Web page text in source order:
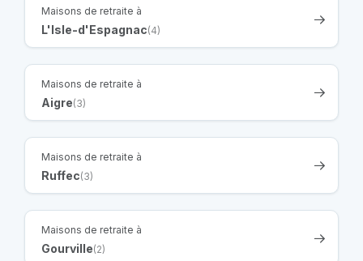
Maisons de retraite à
L'Isle-d'Espagnac(4)
Maisons de retraite à
Aigre(3)
Maisons de retraite à
Ruffec(3)
Maisons de retraite à
Gourville(2)